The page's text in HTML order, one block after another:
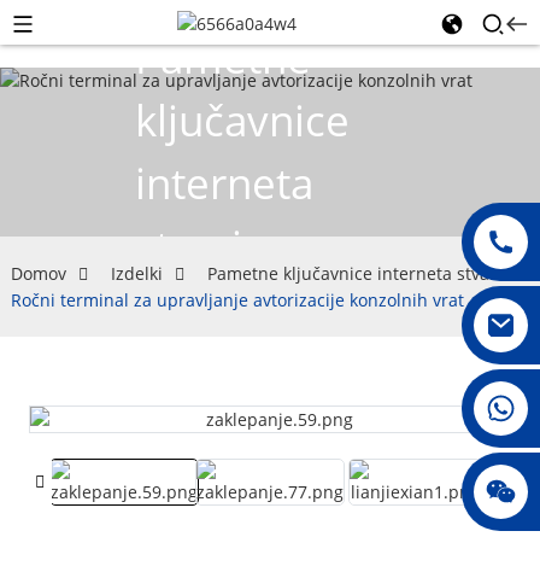
008615396811719
jenny010678
Pametne
ključavnice
interneta
stvari
Domov Izdelki
Pametne ključavnice interneta stvari
Ročni terminal za upravljanje avtorizacije konzolnih vrat